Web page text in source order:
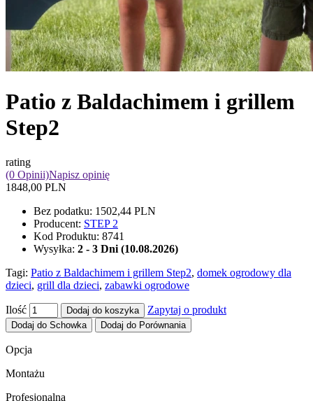
Patio z Baldachimem i grillem
Step2
rating
(0 Opinii)Napisz opinię
1848,00 PLN
Bez podatku: 1502,44 PLN
Producent: STEP 2
Kod Produktu: 8741
Wysyłka: 2 - 3 Dni (10.08.2026)
Tagi: Patio z Baldachimem i grillem Step2, domek ogrodowy dla
dzieci, grill dla dzieci, zabawki ogrodowe
Ilość Dodaj do koszyka Zapytaj o produkt
Dodaj do Schowka Dodaj do Porównania
Opcja
Montażu
Profesjonalna